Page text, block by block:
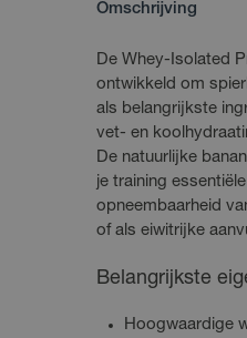
Omschrijving
De Whey-Isolated
ontwikkeld om
als belangrijkste
vet- en
De natuurlijke
je training
opneembaarheid
of als eiwitrijke
Belangrijkste
Hoogwaardige